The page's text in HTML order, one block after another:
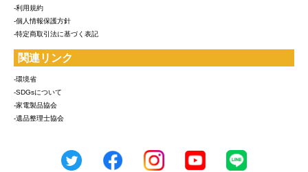
-利用規約
-個人情報保護方針
-特定商取引法に基づく表記
関連リンク
-環境省
-SDGsについて
-家電製品協会
-遺品整理士協会